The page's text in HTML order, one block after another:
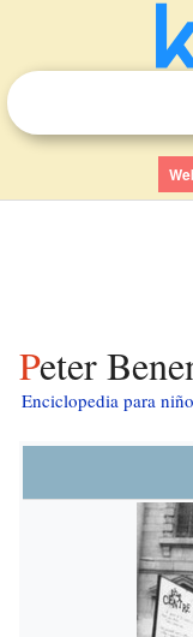
Peter
Enciclopedia para